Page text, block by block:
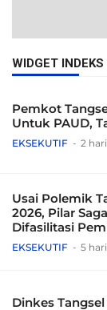
WIDGET INDEKS
Pemkot
Untuk PAUD,
EKSEKUTIF 2
Usai Polemik
2026, Pilar
Difasilitasi
EKSEKUTIF 5
Dinkes